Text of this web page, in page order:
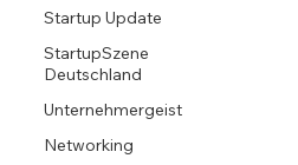
Startup Update
StartupSzene
Deutschland
Unternehmergeist
Networking